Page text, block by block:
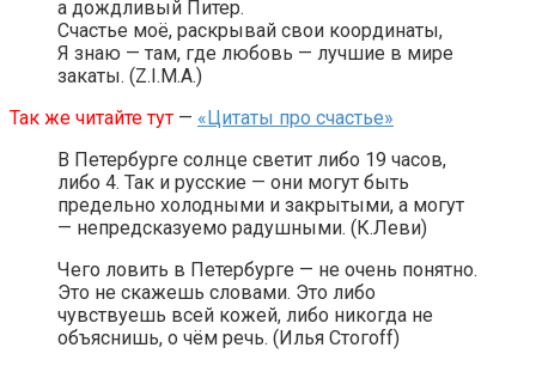
а дождливый Питер.
Счастье моё, раскрывай свои координаты,
Я знаю — там, где любовь — лучшие в мире
закаты. (Z.I.M.A.)
Так же читайте тут — «Цитаты про счастье»
В Петербурге солнце светит либо 19 часов,
либо 4. Так и русские — они могут быть
предельно холодными и закрытыми, а могут
— непредсказуемо радушными. (К.Леви)
Чего ловить в Петербурге — не очень понятно.
Это не скажешь словами. Это либо
чувствуешь всей кожей, либо никогда не
объяснишь, о чём речь. (Илья Стогoff)